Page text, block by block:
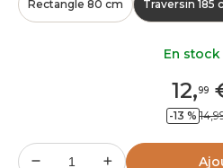
Rectangle 80 cm Traversin 185
12,99
-13 %